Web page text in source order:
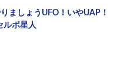
ましょうUFO！いやUAP！
ルポ星人